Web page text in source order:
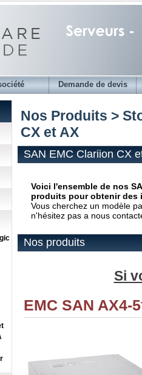
Demande de devis
Nos Produits >
CX et AX
SAN EMC Clariion CX
Voici l'ensemble de nos
produits pour obtenir des
Vous cherchez un modèle
n'hésitez pas a nous
Nos produits
Si
EMC SAN AX4-